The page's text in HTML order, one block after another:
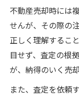
不動産売却時には
せんが、その際の
正しく理解するこ
目せず、査定の根
が、納得のいく売
また、査定を依頼